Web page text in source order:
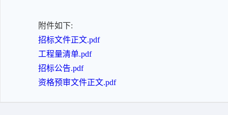
附件如下:
招标文件正文.pdf
工程量清单.pdf
招标公告.pdf
资格预审文件正文.pdf